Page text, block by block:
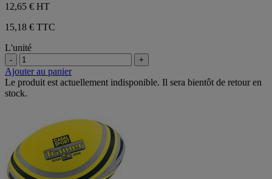
12,65 € HT
15,18 € TTC
L'unité
- +
Ajouter au panier
Le produit est actuellement indisponible. Il sera bientôt de retour en
stock.